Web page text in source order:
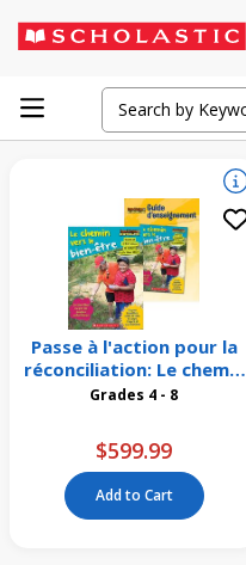
Passe à l'action pour la
réconciliation: Le chemin
vers le bien-être
Grades 4 - 8
$599.99
Add to Cart